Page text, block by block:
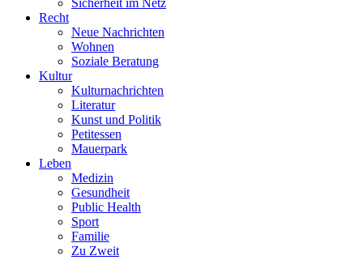
Sicherheit im Netz
Recht
Neue Nachrichten
Wohnen
Soziale Beratung
Kultur
Kulturnachrichten
Literatur
Kunst und Politik
Petitessen
Mauerpark
Leben
Medizin
Gesundheit
Public Health
Sport
Familie
Zu Zweit